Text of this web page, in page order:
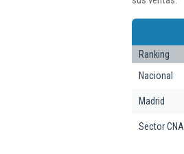
Ranking
Nacional
Madrid
Sector